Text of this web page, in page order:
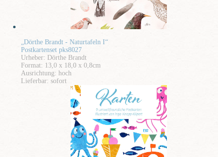
„Dörthe Brandt - Naturtafeln I“
Postkartenset pks8027
Urheber: Dörthe Brandt
Format: 13,0 x 18,0 x 0,8cm
Ausrichtung: hoch
Lieferbar: sofort